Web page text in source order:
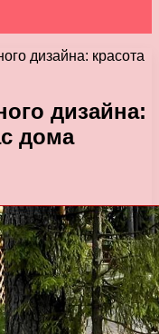
дизайна: красота
дизайна:
дома